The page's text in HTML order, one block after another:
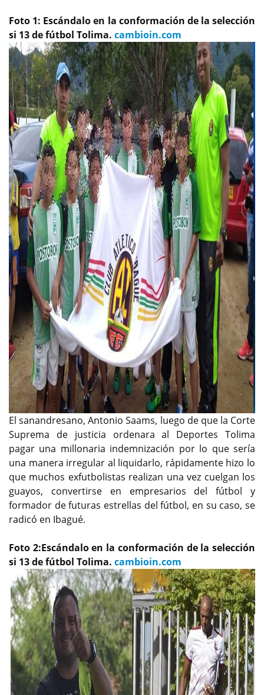
Foto 1: Escándalo en la conformación de la selección
si 13 de fútbol Tolima. cambioin.com
El sanandresano, Antonio Saams, luego de que la Corte
Suprema de justicia ordenara al Deportes Tolima
pagar una millonaria indemnización por lo que sería
una manera irregular al liquidarlo, rápidamente hizo lo
que muchos exfutbolistas realizan una vez cuelgan los
guayos, convertirse en empresarios del fútbol y
formador de futuras estrellas del fútbol, en su caso, se
radicó en Ibagué.
Foto 2:Escándalo en la conformación de la selección
si 13 de fútbol Tolima. cambioin.com